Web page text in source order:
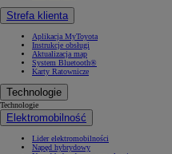
Strefa klienta
Aplikacja MyToyota
Instrukcje obsługi
Aktualizacja map
System Bluetooth®
Karty Ratownicze
Technologie
Technologie
Elektromobilność
Lider elektromobilności
Napęd hybrydowy